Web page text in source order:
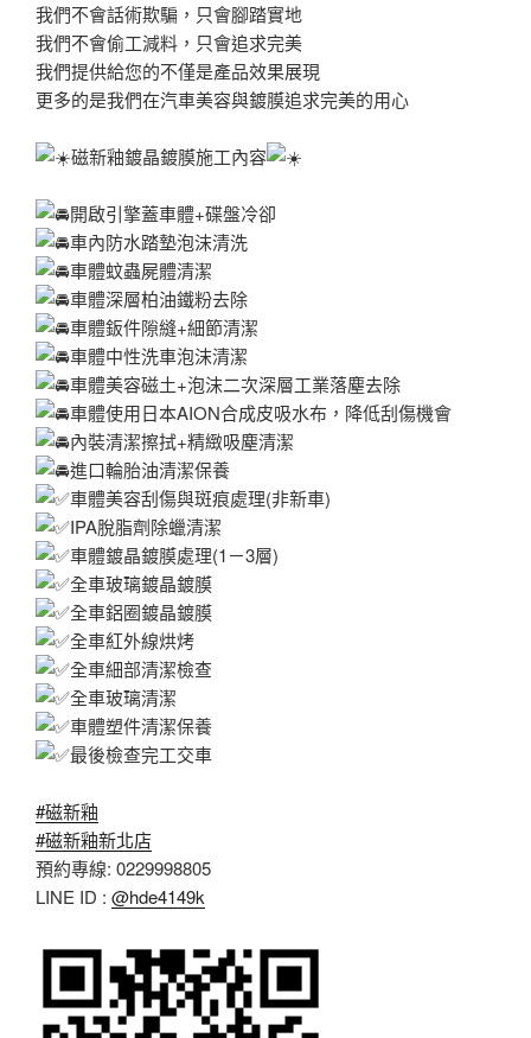
我們不會話術欺騙，只會腳踏實地
我們不會偷工減料，只會追求完美
我們提供給您的不僅是產品效果展現
更多的是我們在汽車美容與鍍膜追求完美的用心
磁新釉鍍晶鍍膜施工內容
開啟引擎蓋車體+碟盤冷卻
車內防水踏墊泡沫清洗
車體蚊蟲屍體清潔
車體深層柏油鐵粉去除
車體鈑件隙縫+細節清潔
車體中性洗車泡沫清潔
車體美容磁土+泡沫二次深層工業落塵去除
車體使用日本AION合成皮吸水布，降低刮傷機會
內裝清潔擦拭+精緻吸塵清潔
進口輪胎油清潔保養
車體美容刮傷與斑痕處理(非新車)
IPA脫脂劑除蠟清潔
車體鍍晶鍍膜處理(1－3層)
全車玻璃鍍晶鍍膜
全車鋁圈鍍晶鍍膜
全車紅外線烘烤
全車細部清潔檢查
全車玻璃清潔
車體塑件清潔保養
最後檢查完工交車
#磁新釉
#磁新釉新北店
預約專線: 0229998805
LINE ID : @hde4149k